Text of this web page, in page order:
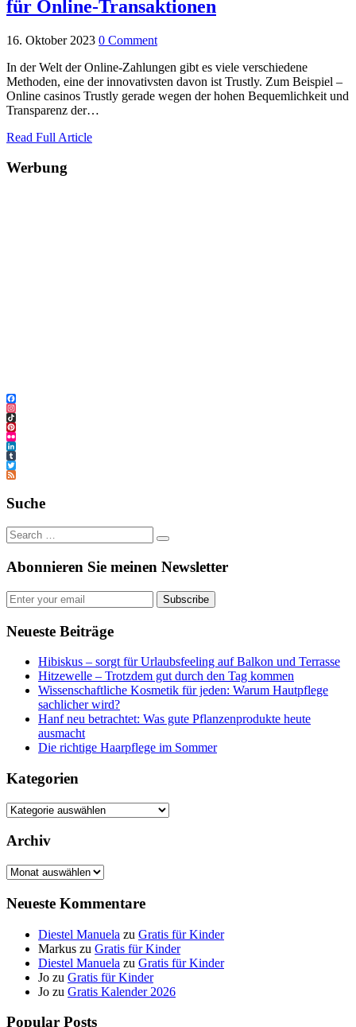
für Online-Transaktionen
16. Oktober 2023 0 Comment
In der Welt der Online-Zahlungen gibt es viele verschiedene
Methoden, eine der innovativsten davon ist Trustly. Zum Beispiel –
Online casinos Trustly gerade wegen der hohen Bequemlichkeit und
Transparenz der…
Read Full Article
Werbung
Facebook
Instagram
TikTok
Pinterest
Flickr
LinkedIn
Tumblr
Twitter
Feed
Suche
Abonnieren Sie meinen Newsletter
Subscribe
Neueste Beiträge
Hibiskus – sorgt für Urlaubsfeeling auf Balkon und Terrasse
Hitzewelle – Trotzdem gut durch den Tag kommen
Wissenschaftliche Kosmetik für jeden: Warum Hautpflege
sachlicher wird?
Hanf neu betrachtet: Was gute Pflanzenprodukte heute
ausmacht
Die richtige Haarpflege im Sommer
Kategorien
Kategorien
Archiv
Archiv
Neueste Kommentare
Diestel Manuela zu Gratis für Kinder
Markus zu Gratis für Kinder
Diestel Manuela zu Gratis für Kinder
Jo zu Gratis für Kinder
Jo zu Gratis Kalender 2026
Popular Posts